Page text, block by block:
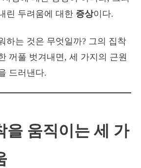
린 두려움에 대한 증상이다.
하는 것은 무엇일까? 그의 집착
꺼풀 벗겨내면, 세 가지의 근원
드러낸다.
을 움직이는 세 가